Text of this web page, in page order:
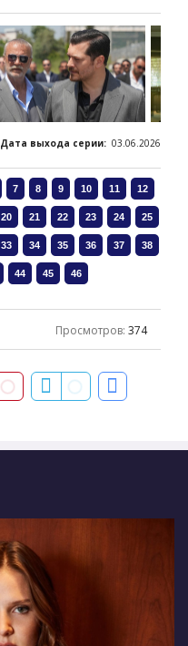
Дата выхода серии: 03.06.2026
Просмотров: 374